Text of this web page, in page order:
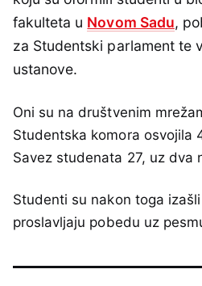
fakulteta u Novom Sadu,
za Studentski parlament te
ustanove.
Oni su na društvenim
Studentska komora osvojila
Savez studenata 27, uz dva
Studenti su nakon toga
proslavljaju pobedu uz